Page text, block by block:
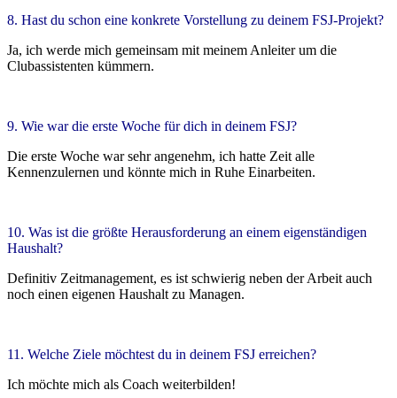
8. Hast du schon eine konkrete Vorstellung zu deinem FSJ-Projekt?
Ja, ich werde mich gemeinsam mit meinem Anleiter um die
Clubassistenten kümmern.
9. Wie war die erste Woche für dich in deinem FSJ?
Die erste Woche war sehr angenehm, ich hatte Zeit alle
Kennenzulernen und könnte mich in Ruhe Einarbeiten.
10. Was ist die größte Herausforderung an einem eigenständigen
Haushalt?
Definitiv Zeitmanagement, es ist schwierig neben der Arbeit auch
noch einen eigenen Haushalt zu Managen.
11. Welche Ziele möchtest du in deinem FSJ erreichen?
Ich möchte mich als Coach weiterbilden!